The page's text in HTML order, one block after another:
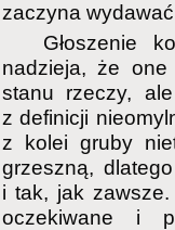
zaczyna
Głoszenie
nadzieja, że
stanu rzeczy,
z definicji
z kolei gruby
grzeszną,
i tak, jak
oczekiwane i